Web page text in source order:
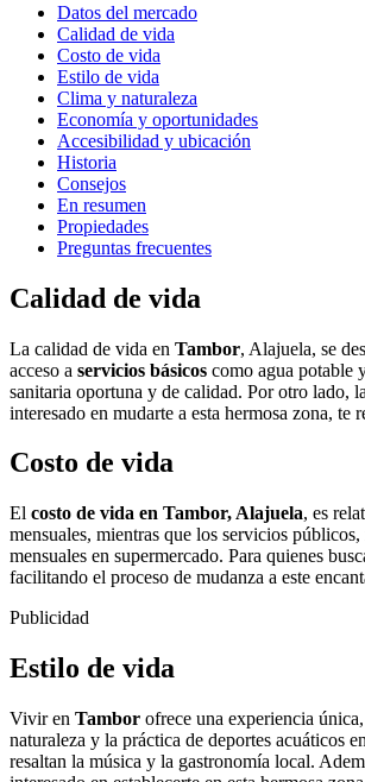
Datos del mercado
Calidad de vida
Costo de vida
Estilo de vida
Clima y naturaleza
Economía y oportunidades
Accesibilidad y ubicación
Historia
Consejos
En resumen
Propiedades
Preguntas frecuentes
Calidad de vida
La calidad de vida en Tambor, Alajuela, se
acceso a servicios básicos como agua potable
sanitaria oportuna y de calidad. Por otro lado,
interesado en mudarte a esta hermosa zona,
Costo de vida
El costo de vida en Tambor, Alajuela, es
mensuales, mientras que los servicios
mensuales en supermercado. Para quienes
facilitando el proceso de mudanza a este
Publicidad
Estilo de vida
Vivir en Tambor ofrece una experiencia
naturaleza y la práctica de deportes acuáticos
resaltan la música y la gastronomía local.